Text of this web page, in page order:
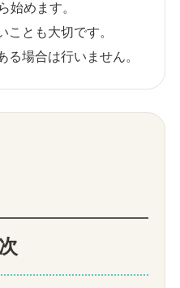
始めます。
ことも大切です。
る場合は行いません。